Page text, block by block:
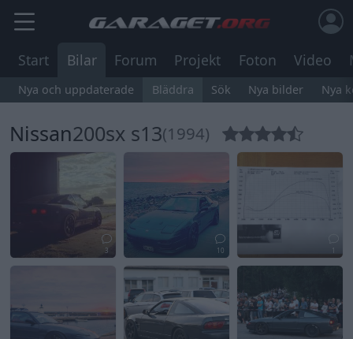
Start Bilar Forum Projekt Foton Video
Nya och uppdaterade Bläddra Sök Nya bilder Nya
Nissan200sx s13(1994)
3 10